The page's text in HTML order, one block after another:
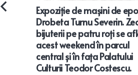
Expoziție de mașini de
Drobeta Turnu Severin.
bijuterii pe patru roți se
acest weekend în parcul
central și în fața Palatului
Culturii Teodor Costescu.